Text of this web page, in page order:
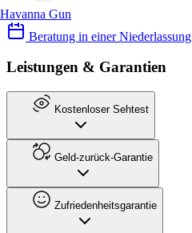
Havanna Gun
Beratung in einer Niederlassung
Leistungen & Garantien
Kostenloser Sehtest
Geld-zurück-Garantie
Zufriedenheitsgarantie